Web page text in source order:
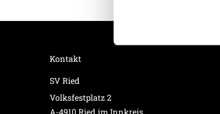
Weitere Details,
Kontakt
SV Ried
Volksfestplatz 2
A-4910 Ried im Innkreis